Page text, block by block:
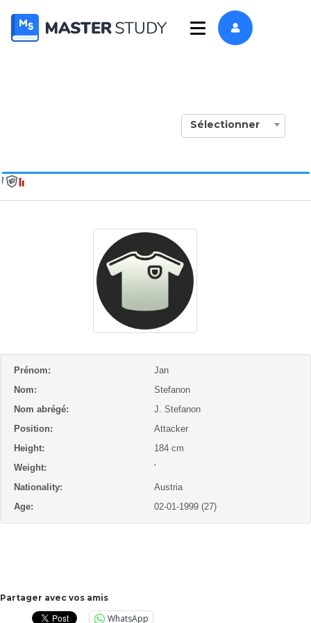
Sélectionner
Prénom:
Jan
Nom:
Stefanon
Nom abrégé:
J. Stefanon
Position:
Attacker
Height:
184 cm
Weight:
'
Nationality:
Austria
Age:
02-01-1999 (27)
Partager avec vos amis
WhatsApp